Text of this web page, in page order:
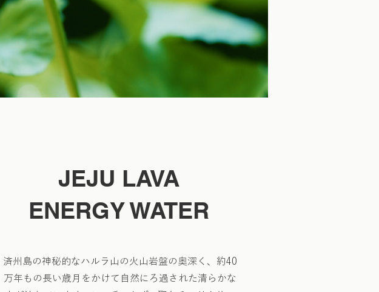
JEJU LAVA
ENERGY WATER
済州島の神秘的なハルラ山の火山岩盤の奥深く、約40
万年もの長い歳月をかけて自然にろ過された清らかな